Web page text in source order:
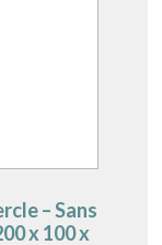
– Sans
x 100 x